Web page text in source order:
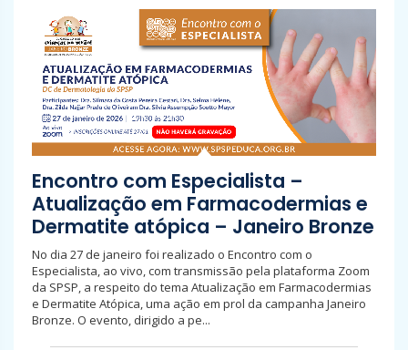
Encontro com Especialista –
Atualização em Farmacodermias e
Dermatite atópica – Janeiro Bronze
No dia 27 de janeiro foi realizado o Encontro com o
Especialista, ao vivo, com transmissão pela plataforma Zoom
da SPSP, a respeito do tema Atualização em Farmacodermias
e Dermatite Atópica, uma ação em prol da campanha Janeiro
Bronze. O evento, dirigido a pe...